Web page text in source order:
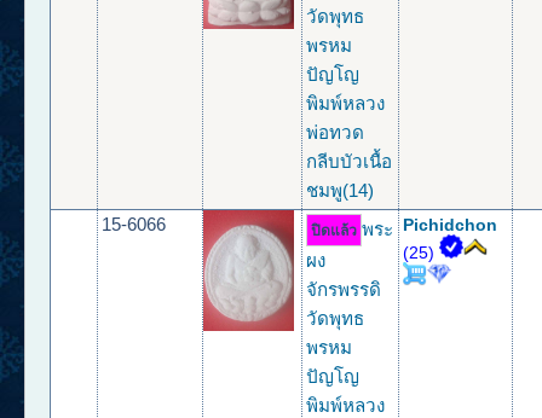
วัดพุทธ
พรหม
ปัญโญ
พิมพ์หลวง
พ่อทวด
กลีบบัวเนื้อ
ชมพู(14)
15-6066 ปิดแล้ว พระ
ผง
จักรพรรดิ
วัดพุทธ
พรหม
ปัญโญ
พิมพ์หลวง
Pichidchon
(25)